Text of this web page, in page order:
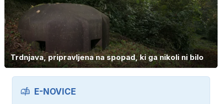
Trdnjava, pripravljena na spopad, ki ga nikoli ni bilo
E-NOVICE